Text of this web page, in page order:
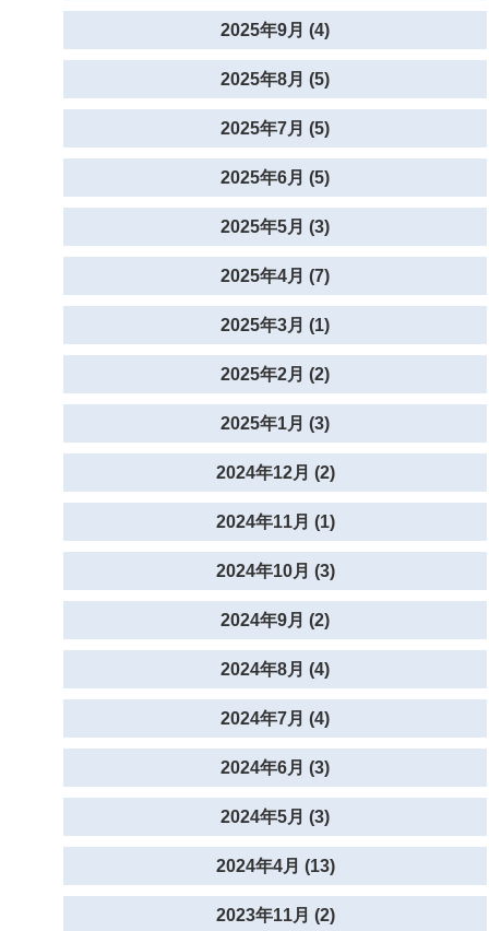
2025年9月 (4)
2025年8月 (5)
2025年7月 (5)
2025年6月 (5)
2025年5月 (3)
2025年4月 (7)
2025年3月 (1)
2025年2月 (2)
2025年1月 (3)
2024年12月 (2)
2024年11月 (1)
2024年10月 (3)
2024年9月 (2)
2024年8月 (4)
2024年7月 (4)
2024年6月 (3)
2024年5月 (3)
2024年4月 (13)
2023年11月 (2)